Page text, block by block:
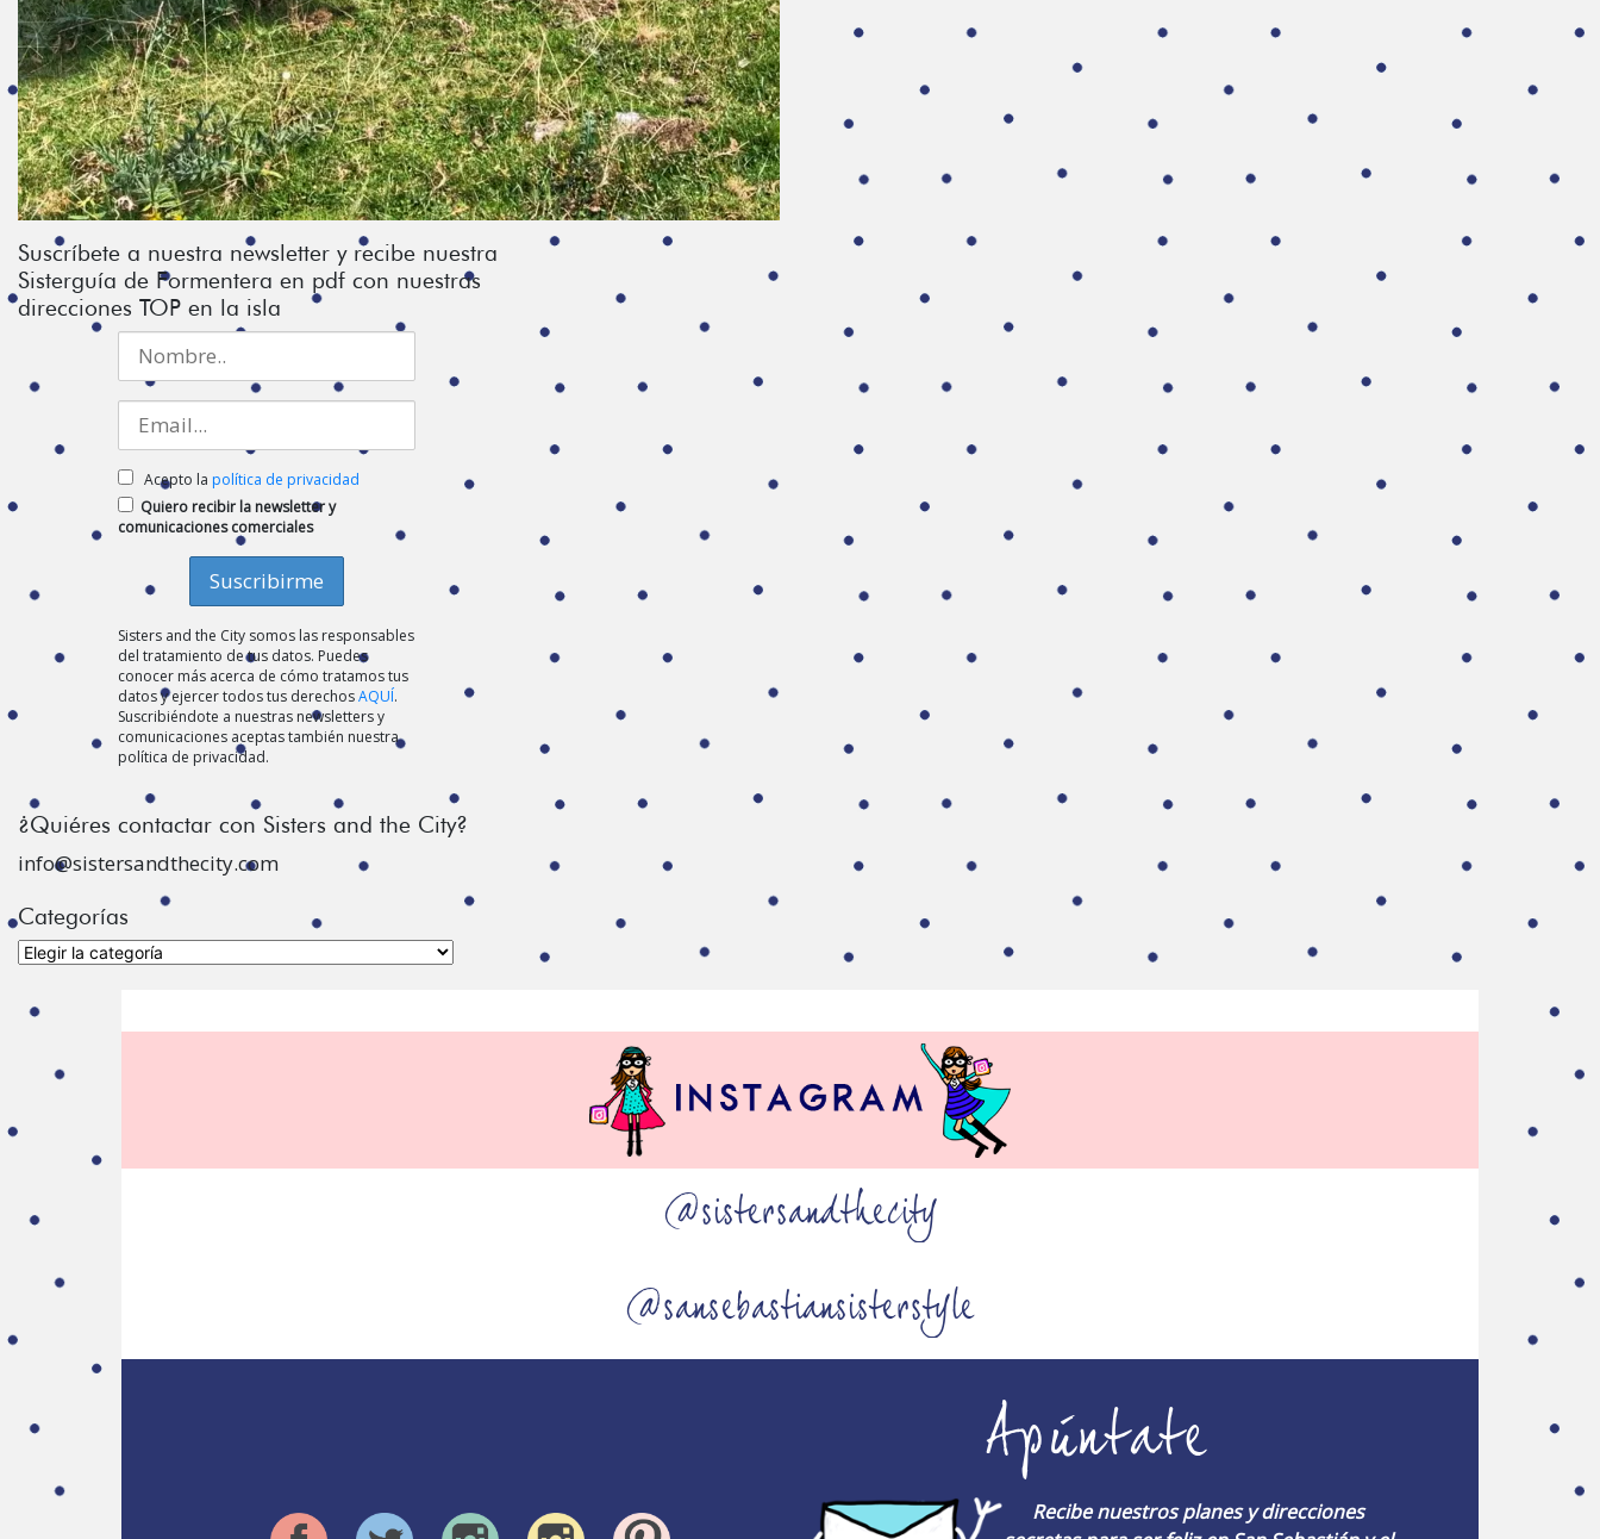
Suscríbete a nuestra newsletter y recibe nuestra
Sisterguía de Formentera en pdf con nuestras
direcciones TOP en la isla
Acepto la política de privacidad
Quiero recibir la newsletter y
comunicaciones comerciales
Sisters and the City somos las responsables
del tratamiento de tus datos. Puedes
conocer más acerca de cómo tratamos tus
datos y ejercer todos tus derechosAQUÍ.
Suscribiéndote a nuestras newsletters y
comunicaciones aceptas también nuestra
política de privacidad.
¿Quiéres contactar con Sisters and the City?
info@sistersandthecity.com
Categorías
Categorías
@sistersandthecity
@sansebastiansisterstyle
Apúntate
Recibe nuestros planes y direcciones